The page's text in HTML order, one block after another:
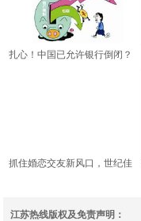
扎心！中国已允许银行倒闭？
抓住婚恋交友新风口，世纪佳
江苏热线版权及免责声明：